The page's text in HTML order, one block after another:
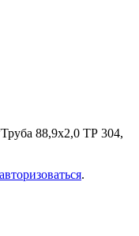
88,9х2,0 ТР 304,
авторизоваться.